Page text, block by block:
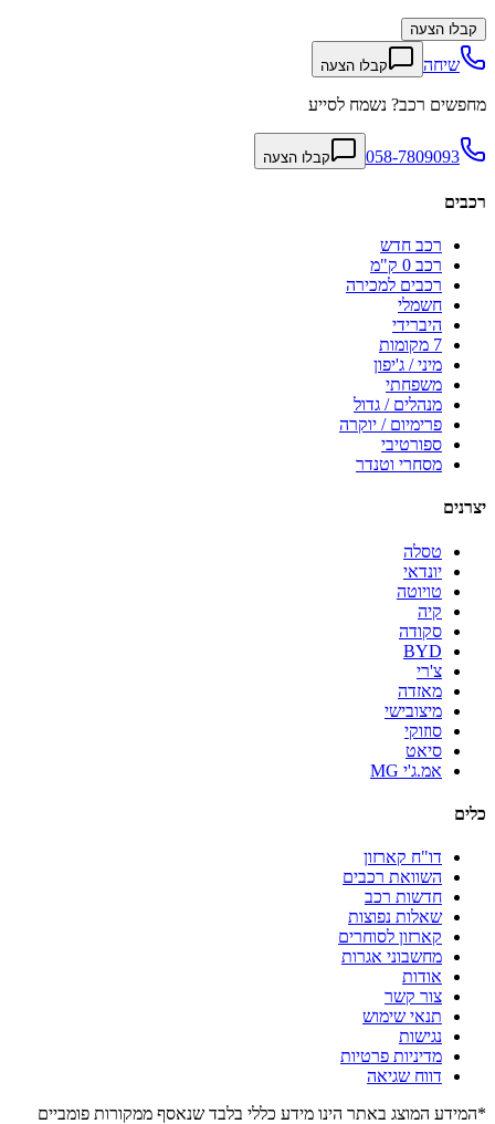
קבלו הצעה
שיחה קבלו הצעה
מחפשים רכב? נשמח לסייע
058-7809093 קבלו הצעה
רכבים
רכב חדש
רכב 0 ק"מ
רכבים למכירה
חשמלי
היברידי
7 מקומות
מיני / ג'יפון
משפחתי
מנהלים / גדול
פרימיום / יוקרה
ספורטיבי
מסחרי וטנדר
יצרנים
טסלה
יונדאי
טויוטה
קיה
סקודה
BYD
צ'רי
מאזדה
מיצובישי
סוזוקי
סיאט
אמ.ג'י MG
כלים
דו"ח קארזון
השוואת רכבים
חדשות רכב
שאלות נפוצות
קארזון לסוחרים
מחשבוני אגרות
אודות
צור קשר
תנאי שימוש
נגישות
מדיניות פרטיות
דווח שגיאה
*המידע המוצג באתר הינו מידע כללי בלבד שנאסף ממקורות פומביים